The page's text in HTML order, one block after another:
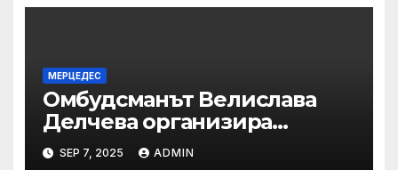
МЕРЦЕДЕС
Омбудсманът Велислава
Делчева организира
изслушване на
SEP 7, 2025 ADMIN